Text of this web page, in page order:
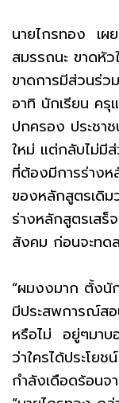
นายไกรทอง เผ
สมรรถนะ ขาดหั
ขาดการมีส่วนร่ว
อาทิ นักเรียน ครุ
ปกครอง ประชา
ใหม่ แต่กลับไม่มี
ที่ต้องมีการร่าง
ของหลักสูตรเดิม
ร่างหลักสูตรเสร็
สังคม ก่อนจะทด
“ผมงงมาก ตั้งนั
มีประสพการณ์สอ
หรือไม่ อยู่ๆมาบ
ว่าใครได้ประโย
กำลังเดือดร้อนจ